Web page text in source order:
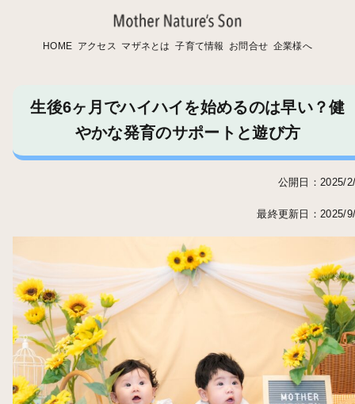
HOME アクセス マザネとは 子育て情報 お問合せ 企業様へ
生後6ヶ月でハイハイを始めるのは早い？健
やかな発育のサポートと遊び方
公開日：2025/
最終更新日：2025/